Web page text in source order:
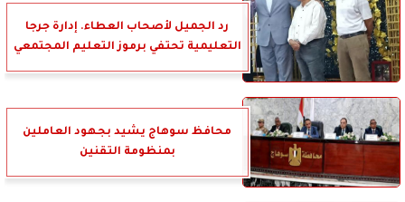
رد الجميل لأصحاب العطاء. إدارة جرجا
التعليمية تحتفي برموز التعليم المجتمعي
محافظ سوهاج يشيد بجهود العاملين
بمنظومة التقنين